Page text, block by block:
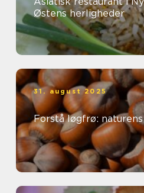
Østens herligheder
31. august 2025
Forstå løgfrø: